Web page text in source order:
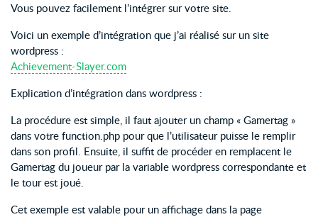
Vous pouvez facilement l’intégrer sur votre site.
Voici un exemple d’intégration que j’ai réalisé sur un site
wordpress :
Achievement-Slayer.com
Explication d’intégration dans wordpress :
La procédure est simple, il faut ajouter un champ « Gamertag »
dans votre function.php pour que l’utilisateur puisse le remplir
dans son profil. Ensuite, il suffit de procéder en remplacent le
Gamertag du joueur par la variable wordpress correspondante et
le tour est joué.
Cet exemple est valable pour un affichage dans la page